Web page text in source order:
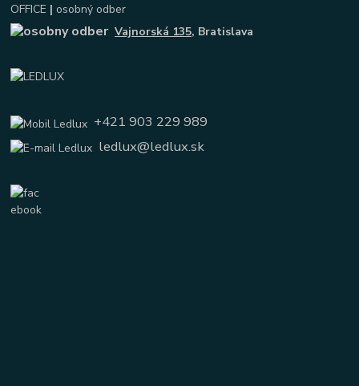
OFFICE | osobný odber
Vajnorská 135, Bratislava
+421 903 229 989
ledlux@ledlux.sk